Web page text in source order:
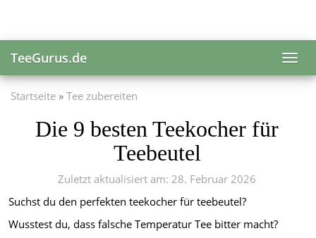
main
content
TeeGurus.de
Startseite Tee zubereiten
Die 9 besten Teekocher für
Teebeutel
Zuletzt aktualisiert am: 28. Februar 2026
Suchst du den perfekten teekocher für teebeutel?
Wusstest du, dass falsche Temperatur Tee bitter macht?